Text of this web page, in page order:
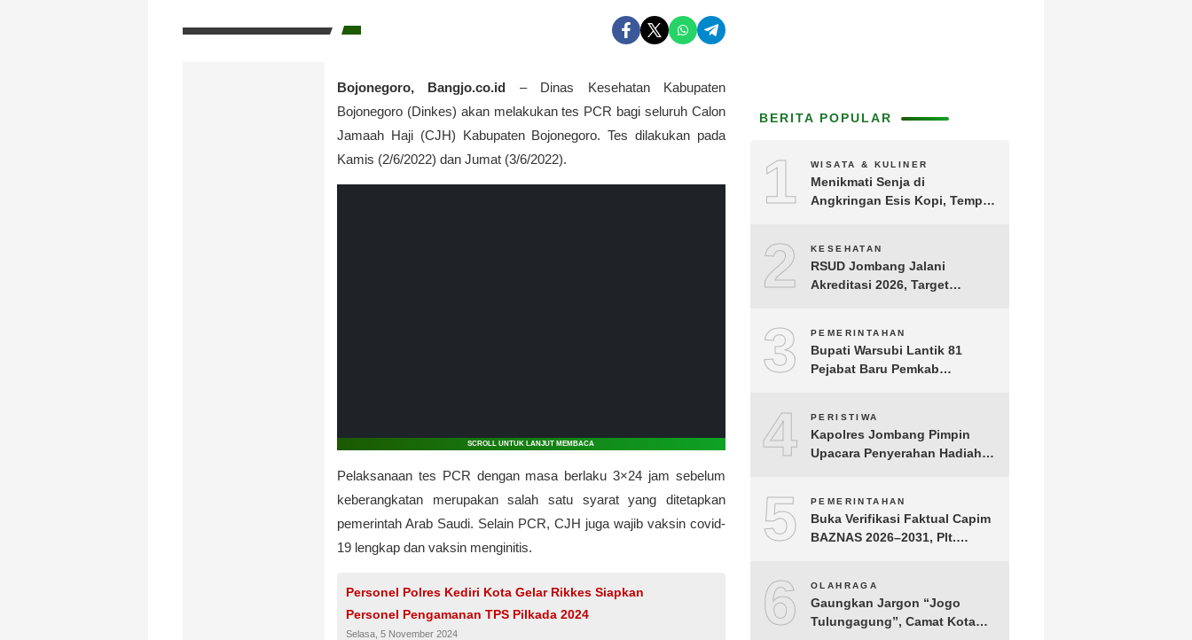
Bojonegoro, Bangjo.co.id – Dinas Kesehatan Kabupaten
Bojonegoro (Dinkes) akan melakukan tes PCR bagi seluruh Calon
Jamaah Haji (CJH) Kabupaten Bojonegoro. Tes dilakukan pada
Kamis (2/6/2022) dan Jumat (3/6/2022).
SCROLL UNTUK LANJUT MEMBACA
Pelaksanaan tes PCR dengan masa berlaku 3×24 jam sebelum
keberangkatan merupakan salah satu syarat yang ditetapkan
pemerintah Arab Saudi. Selain PCR, CJH juga wajib vaksin covid-
19 lengkap dan vaksin menginitis.
Personel Polres Kediri Kota Gelar Rikkes Siapkan
Personel Pengamanan TPS Pilkada 2024
Selasa, 5 November 2024
BERITA POPULAR
1 WISATA & KULINER
Menikmati Senja di
Angkringan Esis Kopi, Tempat
2 KESEHATAN
RSUD Jombang Jalani
Akreditasi 2026, Target
Layanan
3 PEMERINTAHAN
Bupati Warsubi Lantik 81
Pejabat Baru Pemkab
4 PERISTIWA
Kapolres Jombang Pimpin
Upacara Penyerahan Hadiah
5 PEMERINTAHAN
Buka Verifikasi Faktual Capim
BAZNAS 2026–2031, Plt.
Transparansi
6 OLAHRAGA
Gaungkan Jargon “Jogo
Tulungagung”, Camat Kota